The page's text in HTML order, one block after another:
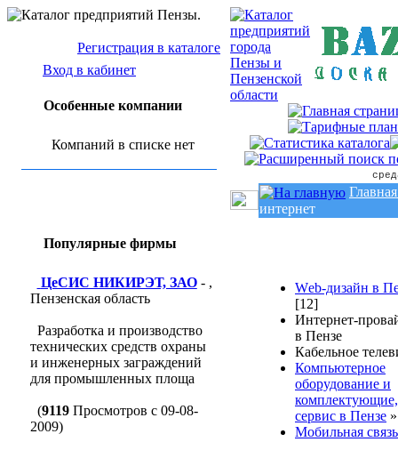
Регистрация в каталоге
Вход в кабинет
Особенные компании
Компаний в списке нет
Популярные фирмы
ЦеСИС НИКИРЭТ, ЗАО- ,
Пензенская область
Разработка и производство
технических средств охраны
и инженерных заграждений
для промышленных площа
(9119Просмотров с 09-08-
2009)
Главная
интернет
Wеb-дизайн в
[12]
Интернет-
в Пензе
Кабельное
Компьютерное
оборудование и
комплектующие,
сервис в Пензе
Мобильная связь